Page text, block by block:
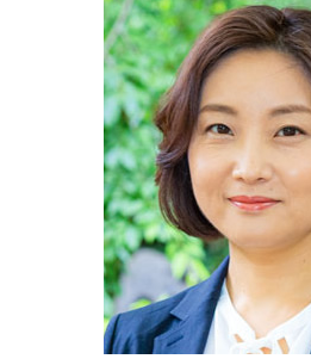
任意整理 期間延長
慰謝料相場 事故
示談交渉
過失割合
死亡事故加害者
相続人
代襲相続 甥姪
相続放棄 デメリット
財産放棄 費用
相続 子供死亡 孫
遺産分割協議書 有効期限
相続人 意味
債務整理 弁護士 御殿場市
債務整理 弁護士 沼津市
交通事故 弁護士 三島市
交通事故 弁護士 熱海市
債務整理 弁護士 熱海市
相続 弁護士 富士市
相続 弁護士 伊豆市
債務整理 弁護士 富士市
交通事故 弁護士 沼津市
交通事故 弁護士 御殿場市